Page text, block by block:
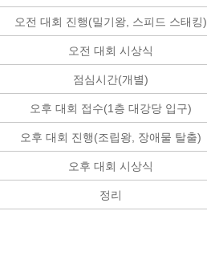
오전 대회 진행(밀기왕, 스피드 스태킹)
오전 대회 시상식
점심시간(개별)
오후 대회 접수(1층 대강당 입구)
오후 대회 진행(조립왕, 장애물 탈출)
오후 대회 시상식
정리